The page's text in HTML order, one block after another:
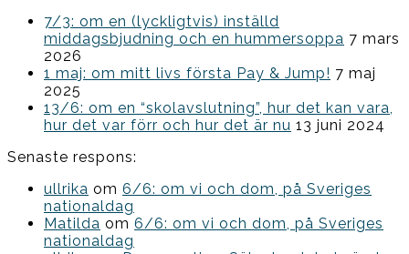
7/3: om en (lyckligtvis) inställd
middagsbjudning och en hummersoppa 7 mars
2026
1 maj: om mitt livs första Pay & Jump! 7 maj
2025
13/6: om en “skolavslutning”, hur det kan vara,
hur det var förr och hur det är nu 13 juni 2024
Senaste respons:
ullrika om 6/6: om vi och dom, på Sveriges
nationaldag
Matilda om 6/6: om vi och dom, på Sveriges
nationaldag